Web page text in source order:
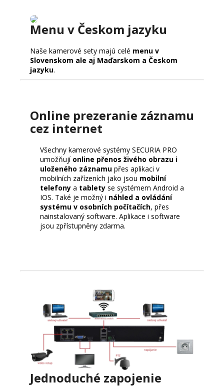
Menu v Českom jazyku
Naše kamerové sety majú celé menu v
Slovenskom ale aj Maďarskom a Českom
jazyku.
Online prezeranie záznamu
cez internet
Všechny kamerové systémy SECURIA PRO
umožňují online přenos živého obrazu i
uloženého záznamu přes aplikaci v
mobilních zařízeních jako jsou mobilní
telefony a tablety se systémem Android a
IOS. Také je možný i náhled a ovládání
systému v osobních počítačích, přes
nainstalovaný software. Aplikace i software
jsou zpřístupněny zdarma.
Jednoduché zapojenie